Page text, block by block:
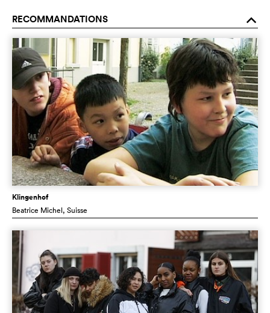
RECOMMANDATIONS o
Klingenhof
Beatrice Michel, Suisse